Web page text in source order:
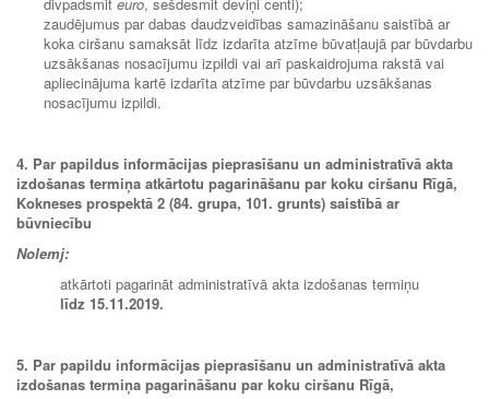
zaudējumus par dabas daudzveidības samazināšanu saistībā ar
koka ciršanu samaksāt līdz izdarīta atzīme būvatļaujā par būvdarbu
uzsākšanas nosacījumu izpildi vai arī paskaidrojuma rakstā vai
apliecinājuma kartē izdarīta atzīme par būvdarbu uzsākšanas
nosacījumu izpildi.
4. Par papildus informācijas pieprasīšanu un administratīvā akta
izdošanas termiņa atkārtotu pagarināšanu par koku ciršanu Rīgā,
Kokneses prospektā 2 (84. grupa, 101. grunts) saistībā ar
būvniecību
Nolemj:
atkārtoti pagarināt administratīvā akta izdošanas termiņu
līdz 15.11.2019.
5. Par papildu informācijas pieprasīšanu un administratīvā akta
izdošanas termiņa pagarināšanu par koku ciršanu Rīgā,